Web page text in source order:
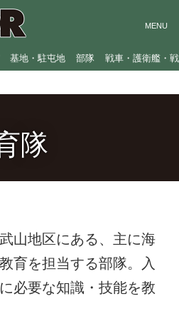
基地・駐屯地 部隊 戦車・護衛艦・
隊
山地区にある、主に海
育を担当する部隊。入
必要な知識・技能を教